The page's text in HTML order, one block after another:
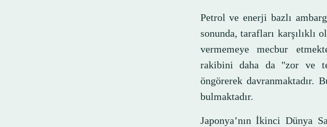
Petrol ve enerji bazlı
sonunda, tarafları karşılıklı
vermemeye mecbur
rakibini daha da "zor ve
öngörerek davranmaktadır.
bulmaktadır.
Japonya’nın İkinci Dünya